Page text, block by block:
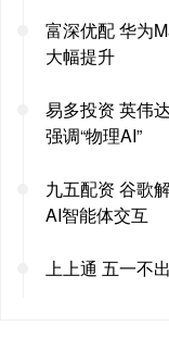
富深优配 华为
大幅提升
易多投资 英伟
强调“物理AI”
九五配资 谷歌
AI智能体交互
上上通 五一不